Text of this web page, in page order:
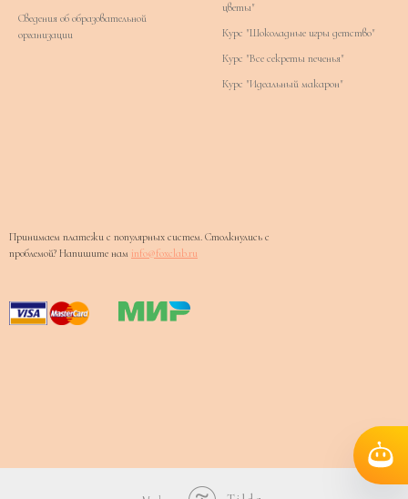
Сведения об образовательной
организации
цветы"
Курс "Шоколадные игры детство"
Курс "Все секреты печенья"
Курс "Идеальный макарон"
Принимаем платежи с популярных систем. Столкнулись с
проблемой? Напишите нам info@foxclab.ru